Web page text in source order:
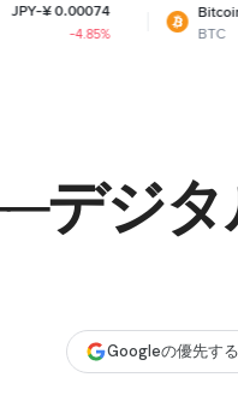
Bitcoin
BTC
JPY-¥
デジ
Googleの優先す